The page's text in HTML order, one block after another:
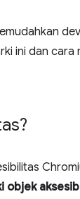
ini dan cara
objek